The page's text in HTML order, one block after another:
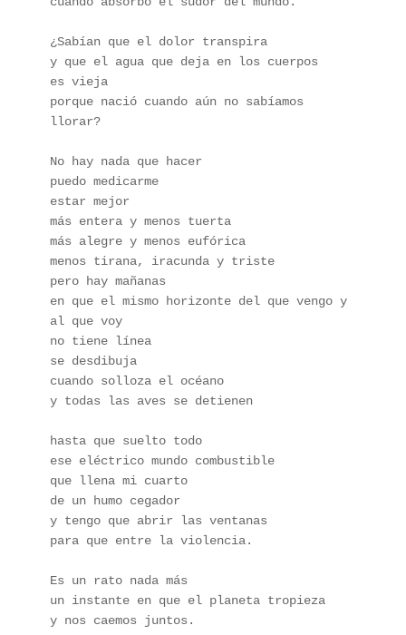
¿Sabían que el dolor transpira
y que el agua que deja en los cuerpos
es vieja
porque nació cuando aún no sabíamos
llorar?
No hay nada que hacer
puedo medicarme
estar mejor
más entera y menos tuerta
más alegre y menos eufórica
menos tirana, iracunda y triste
en que el mismo horizonte del que vengo y
al que voy
no tiene línea
se desdibuja
cuando solloza el océano
y todas las aves se detienen
hasta que suelto todo
ese eléctrico mundo combustible
que llena mi cuarto
de un humo cegador
y tengo que abrir las ventanas
para que entre la violencia.
Es un rato nada más
un instante en que el planeta tropieza
y nos caemos juntos.